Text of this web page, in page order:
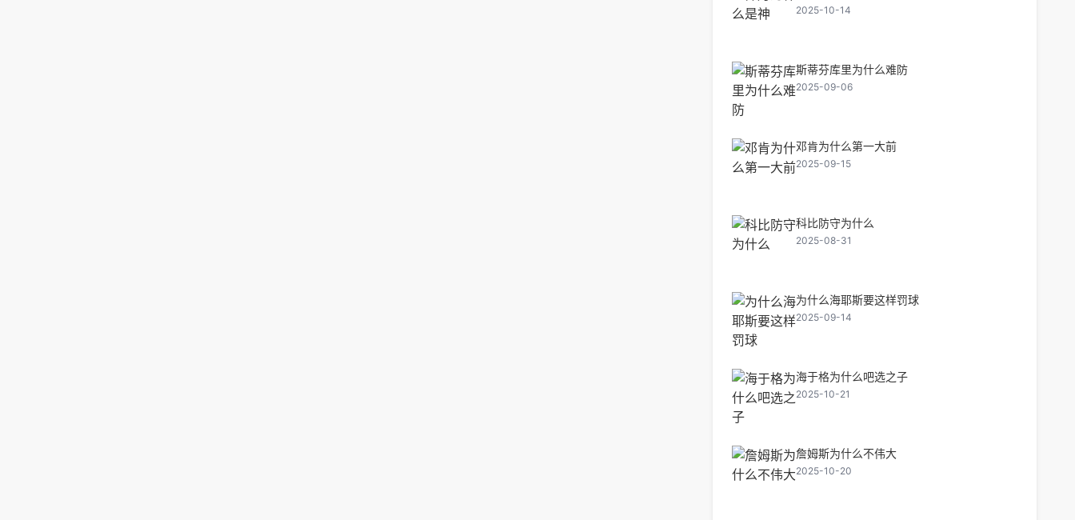
2025-10-14
斯蒂芬库里为什么难防
2025-09-06
邓肯为什么第一大前
2025-09-15
科比防守为什么
2025-08-31
为什么海耶斯要这样罚球
2025-09-14
海于格为什么吧选之子
2025-10-21
詹姆斯为什么不伟大
2025-10-20